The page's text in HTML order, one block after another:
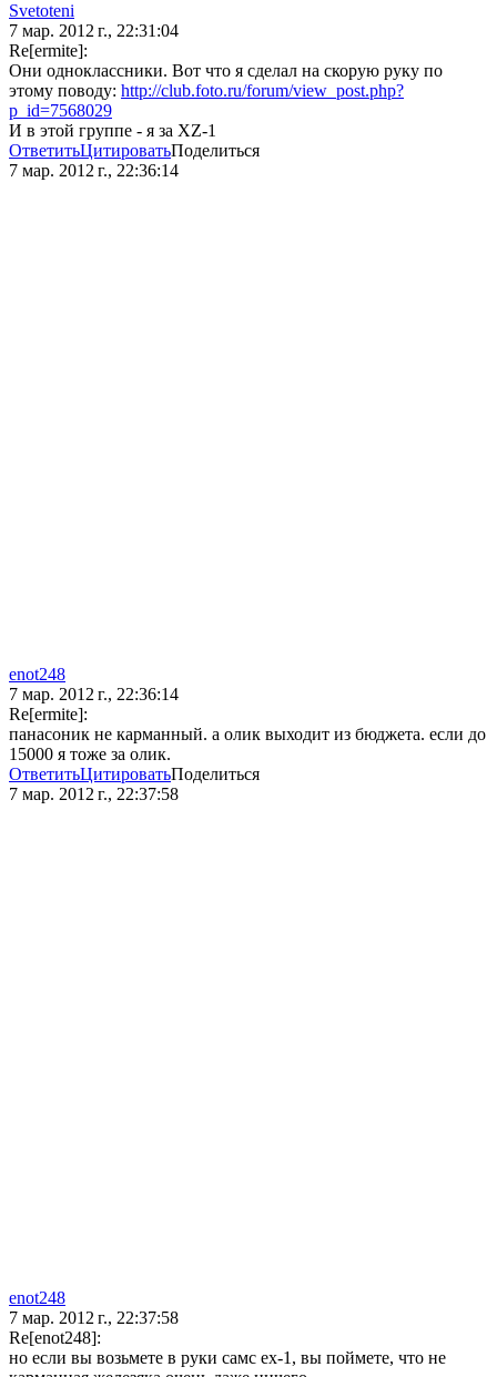
Svetoteni
7 мар. 2012 г., 22:31:04
Re[ermite]:
Они одноклассники. Вот что я сделал на скорую руку по
этому поводу: http://club.foto.ru/forum/view_post.php?
p_id=7568029
И в этой группе - я за XZ-1
ОтветитьЦитироватьПоделиться
7 мар. 2012 г., 22:36:14
enot248
7 мар. 2012 г., 22:36:14
Re[ermite]:
панасоник не карманный. а олик выходит из бюджета. если до
15000 я тоже за олик.
ОтветитьЦитироватьПоделиться
7 мар. 2012 г., 22:37:58
enot248
7 мар. 2012 г., 22:37:58
Re[enot248]:
но если вы возьмете в руки самс ех-1, вы поймете, что не